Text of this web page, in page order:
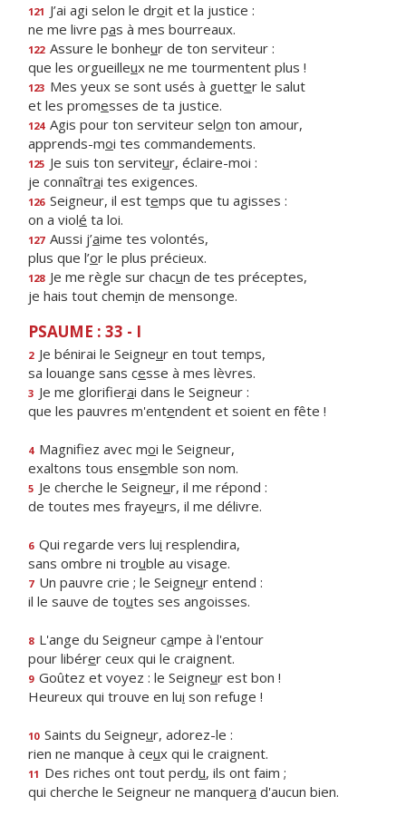
121 J’ai agi selon le droit et la justice :
ne me livre pas à mes bourreaux.
122 Assure le bonheur de ton serviteur :
que les orgueilleux ne me tourmentent plus !
123 Mes yeux se sont usés à guetter le salut
et les promesses de ta justice.
124 Agis pour ton serviteur selon ton amour,
apprends-moi tes commandements.
125 Je suis ton serviteur, éclaire-moi :
je connaîtrai tes exigences.
126 Seigneur, il est temps que tu agisses :
on a violé ta loi.
127 Aussi j’aime tes volontés,
plus que l’or le plus précieux.
128 Je me règle sur chacun de tes préceptes,
je hais tout chemin de mensonge.
PSAUME : 33 - I
2 Je bénirai le Seigneur en tout temps,
sa louange sans cesse à mes lèvres.
3 Je me glorifierai dans le Seigneur :
que les pauvres m'entendent et soient en fête !
4 Magnifiez avec moi le Seigneur,
exaltons tous ensemble son nom.
5 Je cherche le Seigneur, il me répond :
de toutes mes frayeurs, il me délivre.
6 Qui regarde vers lui resplendira,
sans ombre ni trouble au visage.
7 Un pauvre crie ; le Seigneur entend :
il le sauve de toutes ses angoisses.
8 L'ange du Seigneur campe à l'entour
pour libérer ceux qui le craignent.
9 Goûtez et voyez : le Seigneur est bon !
Heureux qui trouve en lui son refuge !
10 Saints du Seigneur, adorez-le :
rien ne manque à ceux qui le craignent.
11 Des riches ont tout perdu, ils ont faim ;
qui cherche le Seigneur ne manquera d'aucun bien.